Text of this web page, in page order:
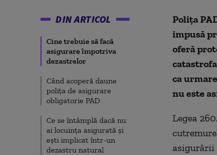
DIN ARTICOL
Cine trebuie să facă
asigurare împotriva
dezastrelor
Când acoperă daune
polița de asigurare
obligatorie PAD
Ce se întâmplă dacă nu
ai locuința asigurată și
ești implicat într-un
dezastru natural
Polița
impusă
oferă
ca
nu este
Legea
asigurării